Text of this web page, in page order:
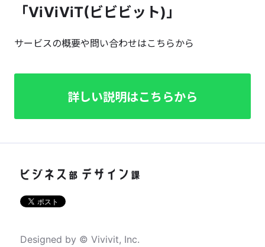
「ViViViT(ビビビット)」
サービスの概要や問い合わせはこちらから
詳しい説明はこちらから
Designed by © Vivivit, Inc.